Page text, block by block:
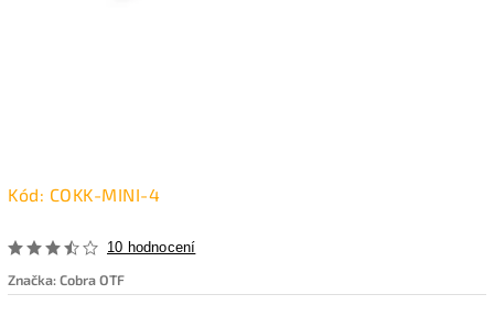
Kód: COKK-MINI-4
10 hodnocení
Značka:Cobra OTF